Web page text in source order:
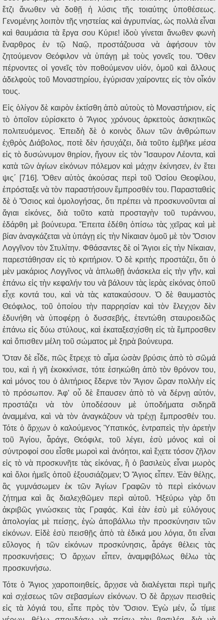
ἔτζι ἄνωθεν νὰ δοθῇ ἡ λύσις τῆς τοιαύτης ὑποθέσεως.
Γενομένης λοιπὸν τῆς νηστείας καὶ ἀγρυπνίας, ὡς πολλὰ εἶναι
καὶ θαυμάσια τὰ ἔργα σου Κύριε! ἰδοὺ γίνεται ἄνωθεν φωνὴ
ἔναρθρος ἐν τῷ Ναῷ, προστάζουσα νὰ ἀφήσουν τὸν
ζητούμενον Θεόφιλον νὰ ὑπάγῃ μὲ τοὺς γονεῖς του. Ὅθεν
πέρνοντες οἱ γονεῖς τὸν ποθούμενον υἱόν, ὁμοῦ καὶ ἄλλους
ἀδελφοὺς τοῦ Μοναστηρίου, ἐγύρισαν χαίροντες εἰς τὸν οἶκόν
τους.
Εἰς ὀλίγον δὲ καιρὸν ἐκτίσθη ἀπὸ αὐτοὺς τὸ Μοναστήριον, εἰς
τὸ ὁποῖον εὑρίσκετο ὁ Ἅγιος χρόνους ἀρκετοὺς ἀσκητικῶς
πολιτευόμενος. Ἐπειδὴ δὲ ὁ κοινὸς ὅλων τῶν ἀνθρώπων
ἐχθρὸς Διάβολος, ποτὲ δὲν ἡσυχάζει, διὰ τοῦτο ἐμβῆκε μέσα
εἰς τὸ δυσώνυμον θηρίον, ἤγουν εἰς τὸν Ἴσαυρον Λέοντα, καὶ
κατὰ τῶν ἁγίων εἰκόνων πόλεμον καὶ μάχην ἐκίνησεν, ἐν ἔτει
ψις΄ [716]. Ὅθεν αὐτὸς ἀκούσας περὶ τοῦ Ὁσίου Θεοφίλου,
ἐπρόσταξε νὰ τὸν παραστήσουν ἔμπροσθέν του. Παρασταθεὶς
δὲ ὁ Ὅσιος καὶ ὁμολογήσας, ὅτι πρέπει νὰ προσκυνοῦνται αἱ
ἅγιαι εἰκόνες, διὰ τοῦτο κατὰ προσταγὴν τοῦ τυράννου,
ἐδάρθη μὲ βούνευρα. Ἔπειτα ἐδέθη ὀπίσω τὰς χεῖρας καὶ μὲ
βίαν ἀναγκάζεται νὰ ὑπάγῃ εἰς τὴν Νίκαιαν ὁμοῦ μὲ τὸν Ὅσιον
Λογγῖνον τὸν Στυλίτην. Φθάσαντες δὲ οἱ Ἅγιοι εἰς τὴν Νίκαιαν,
παρεστάθησαν εἰς τὸ κριτήριον. Ὁ δὲ κριτὴς προστάζει, ὅτι ὁ
μὲν μακάριος Λογγῖνος νὰ ἁπλωθῇ ἀνάσκελα εἰς τὴν γῆν, καὶ
ἐπάνω εἰς τὴν κεφαλήν του νὰ βάλουν τὰς ἱερὰς εἰκόνας ὁποῦ
εἶχε κοντά του, καὶ νὰ τὰς κατακαύσουν. Ὁ δὲ θαυμαστὸς
Θεόφιλος, τοῦ ὁποίου τὴν παρρησίαν καὶ τὸν ἔλεγχον δὲν
ἐδυνήθη νὰ ὑποφέρῃ ὁ δυσσεβής, ἐτεντώθη σταυροειδῶς
ἐπάνω εἰς δύω στύλους, καὶ ἐκαταξεσχίσθη εἰς τὰ ἔμπροσθεν
καὶ ὄπισθεν μέλη τοῦ σώματος μὲ ξηρὰ βούνευρα.
Ὅταν δὲ εἶδε, πῶς ἔτρεχε τὸ αἷμα ὡσὰν βρύσις ἀπὸ τὸ σῶμά
του, καὶ ἡ γῆ ἐκοκκίνισε, τότε ἐσηκώθη ἀπὸ τὸν θρόνον του,
καὶ μόνος του ὁ ἀλιτήριος ἔδερνε τὸν Ἅγιον ὥραν πολλὴν εἰς
τὸ πρόσωπον. Ἀφ’ οὗ δὲ ἔπαυσεν ἀπὸ τὸ νὰ δέρνῃ αὐτόν,
προστάζει νὰ τὸν ὑποδέσουν μὲ ὑποδήματα σιδηρᾶ
ἀναμμένα, καὶ νὰ τὸν ἀναγκάζουν νὰ τρέχῃ ἔμπροσθέν του.
Τότε ὁ ἄρχων ὁ καλούμενος Ὑπατικός, ἐντραπεὶς τὴν ἀρετὴν
τοῦ Ἁγίου, ἆράγε, Θεόφιλε, τοῦ λέγει, ἐσὺ μόνος καὶ οἱ
σύντροφοί σου εἶσθε μωροὶ καὶ ἀνόητοι, καὶ ἔχετε τόσον ζῆλον
εἰς τὸ νὰ προσκυνῆτε τὰς εἰκόνας, ἢ ὁ βασιλεὺς εἶναι μωρὸς
καὶ ὅλοι ἡμεῖς ὁποῦ ἐξουσιάζομεν; Ὁ Ἅγιος εἶπεν. Ἐὰν θέλῃς,
ἂς γυμνάσωμεν ἐκ τῶν Ἁγίων Γραφῶν τὸ περὶ εἰκόνων
ζήτημα καὶ ἂς διαλεχθῶμεν περὶ αὐτοῦ. Ἠξεύρω γὰρ ὅτι
ἀκριβῶς γινώσκεις τὰς Γραφάς. Καὶ ἐὰν ἐσὺ μὲ εὐλόγους
ἀπολογίας μὲ πείσῃς, ἐγὼ ἀποβάλλω τὴν προσκύνησιν τῶν
εἰκόνων. Εἰδὲ ἐσὺ πεισθῇς ἀπὸ τὰ ἐδικά μου λόγια, ὅτι εἶναι
εὔλογος ἡ τῶν εἰκόνων προσκύνησις, ἆράγε θέλεις τὰς
προσκυνήσεις; Ὁ ἄρχων εἶπεν, ἀναμφιβόλως θέλω τὰς
προσκυνήσω.
Τότε ὁ Ἅγιος χαροποιηθείς, ἄρχισε νὰ διαλέγεται περὶ τιμῆς
καὶ σχέσεως τῶν σεβασμίων εἰκόνων. Ὁ δὲ ἄρχων πεισθεὶς
εἰς τὰ λόγιά του, εἶπε πρὸς τὸν Ὅσιον. Ἐγὼ μέν, ὦ τίμιε